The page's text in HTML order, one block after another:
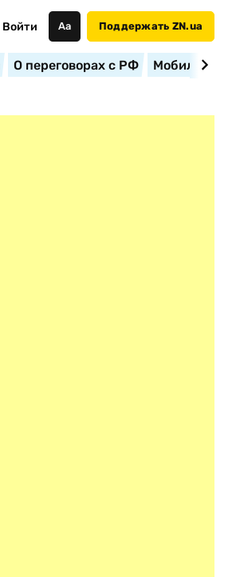
Войти Аа Поддержать ZN.ua
О переговорах с РФ